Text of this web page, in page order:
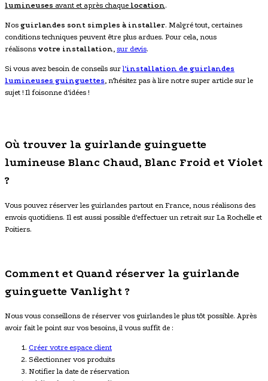
lumineuses avant et après chaque location.
Nos guirlandes sont simples à installer. Malgré tout, certaines
conditions techniques peuvent être plus ardues. Pour cela, nous
réalisons votre installation, sur devis.
Si vous avez besoin de conseils surl’installation de guirlandes
lumineuses guinguettes, n’hésitez pas à lire notre super article sur le
sujet ! Il foisonne d’idées !
Où trouver la guirlande guinguette
lumineuse Blanc Chaud, Blanc Froid et Violet
?
Vous pouvez réserver les guirlandes partout en France, nous réalisons des
envois quotidiens. Il est aussi possible d'effectuer un retrait sur La Rochelle et
Poitiers.
Comment et Quand réserver la guirlande
guinguette Vanlight ?
Nous vous conseillons de réserver vos guirlandes le plus tôt possible. Après
avoir fait le point sur vos besoins, il vous suffit de :
Créer votre espace client
Sélectionner vos produits
Notifier la date de réservation